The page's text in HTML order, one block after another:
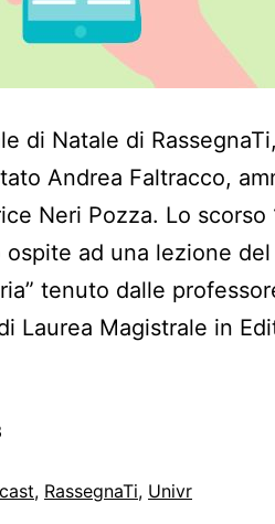
di Natale di
Andrea Faltracco,
Neri Pozza. Lo scorso
ad una lezione
tenuto dalle
Laurea Magistrale in
, RassegnaTi, Univr